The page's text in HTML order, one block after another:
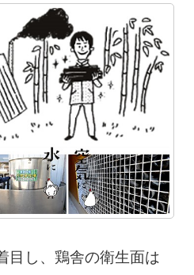
目し、鶏舎の衛生面は